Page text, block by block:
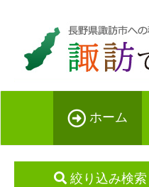
ホーム
絞り込み検索